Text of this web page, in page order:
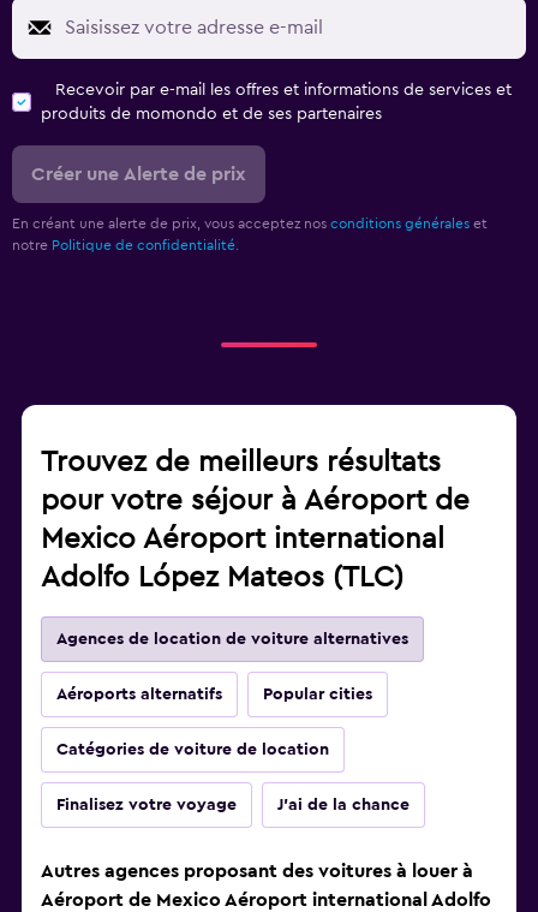
Recevoir par e-mail les offres et informations de services et
produits de momondo et de ses partenaires
Créer une Alerte de prix
En créant une alerte de prix, vous acceptez nos conditions générales et
notre Politique de confidentialité.
Trouvez de meilleurs résultats
pour votre séjour à Aéroport de
Mexico Aéroport international
Adolfo López Mateos (TLC)
Agences de location de voiture alternatives
Aéroports alternatifs Popular cities
Catégories de voiture de location
Finalisez votre voyage J'ai de la chance
Autres agences proposant des voitures à louer à
Aéroport de Mexico Aéroport international Adolfo